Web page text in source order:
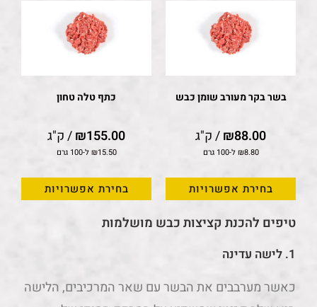
בשר בקר מעורב שומן כבש
₪88.00 / ק"ג
₪8.80 ל-100 גרם
בחירת אפשרויות
כתף טלה טחון
₪155.00 / ק"ג
₪15.50 ל-100 גרם
בחירת אפשרויות
טיפים להכנת קציצות כבש מושלמות
1. לישה עדינה
כאשר מערבבים את הבשר עם שאר המרכיבים, הלישה